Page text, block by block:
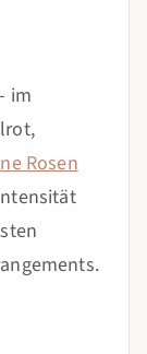
im
Rosen